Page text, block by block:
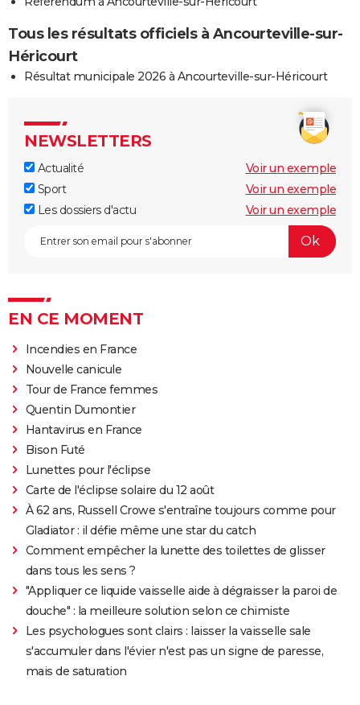
Tous les résultats officiels à Ancourteville-sur-
Héricourt
Résultat municipale 2026 à Ancourteville-sur-Héricourt
NEWSLETTERS
Actualité
Voir un exemple
Sport
Voir un exemple
Les dossiers d'actu
Voir un exemple
EN CE MOMENT
Incendies en France
Nouvelle canicule
Tour de France femmes
Quentin Dumontier
Hantavirus en France
Bison Futé
Lunettes pour l'éclipse
Carte de l'éclipse solaire du 12 août
À 62 ans, Russell Crowe s'entraîne toujours comme pour
Gladiator : il défie même une star du catch
Comment empêcher la lunette des toilettes de glisser
dans tous les sens ?
"Appliquer ce liquide vaisselle aide à dégraisser la paroi de
douche" : la meilleure solution selon ce chimiste
Les psychologues sont clairs : laisser la vaisselle sale
s'accumuler dans l'évier n'est pas un signe de paresse,
mais de saturation